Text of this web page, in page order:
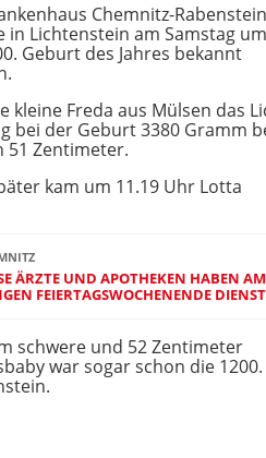
Chemnitz-Rabenstein
Lichtenstein am Samstag um
Geburt des Jahres bekannt
kleine Freda aus Mülsen das
bei der Geburt 3380 Gramm
51 Zentimeter.
kam um 11.19 Uhr Lotta
ÄRZTE UND APOTHEKEN HABEN AM
FEIERTAGSWOCHENENDE DIENST
schwere und 52 Zentimeter
war sogar schon die 1200.